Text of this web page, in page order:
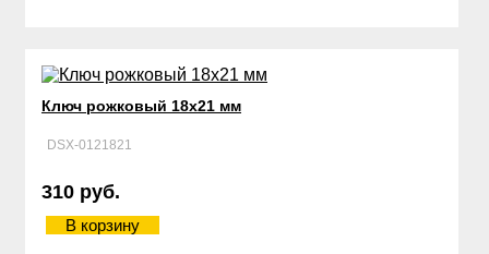
Ключ рожковый 18х21 мм
DSX-0121821
310 руб.
В корзину